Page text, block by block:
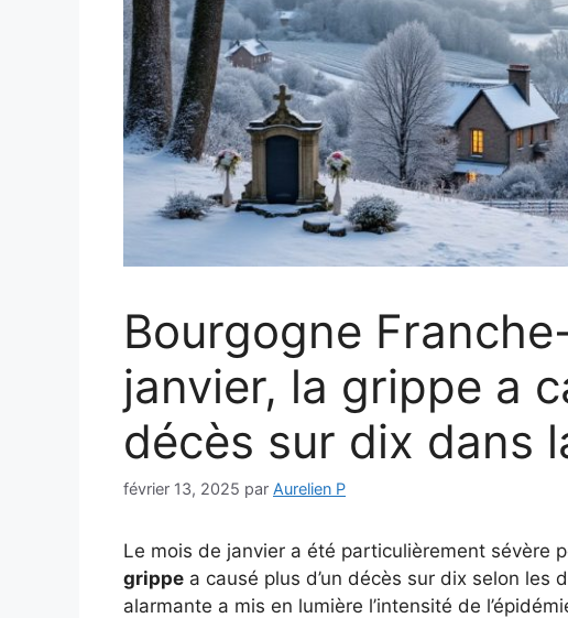
Bourgogne
janvier, la grippe a
décès sur dix dans
février 13, 2025 par Aurelien P
Le mois de janvier a été particulièrement sévère
grippe a causé plus d’un décès sur dix selon les
alarmante a mis en lumière l’intensité de